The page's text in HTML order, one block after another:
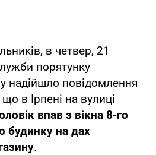
в четвер, 21
порятунку
надійшло повідомлення
в Ірпені на вулиці
впав з вікна 8-го
будинку на дах
.